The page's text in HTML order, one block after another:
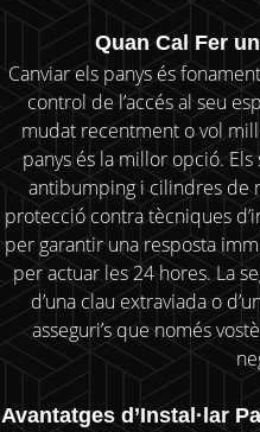
Quan Cal Fer
Canviar els panys és
control de l’accés al seu
mudat recentment o vol
panys és la millor opció.
antibumping i cilindres de
protecció contra tècniques
per garantir una resposta
per actuar les 24 hores. La
d’una clau extraviada o
asseguri’s que només
Avantatges d’Instal·lar